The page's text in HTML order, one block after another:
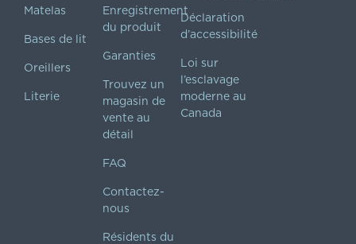
Matelas
Bases de lit
Oreillers
Literie
Enregistrement
du produit
Garanties
Trouvez un
magasin de
vente au
détail
FAQ
Contactez-
nous
Résidents du
Déclaration
d’accessibilité
Loi sur
l’esclavage
moderne au
Canada